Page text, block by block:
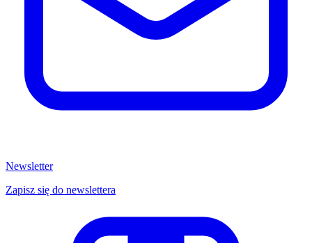
Newsletter
Zapisz się do newslettera